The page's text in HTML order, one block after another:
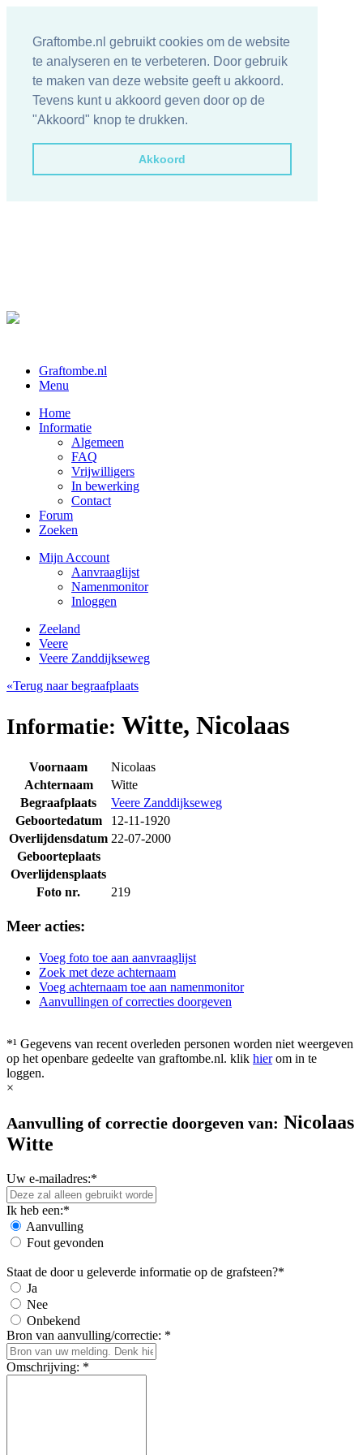
Graftombe.nl gebruikt cookies om de website
te analyseren en te verbeteren. Door gebruik
te maken van deze website geeft u akkoord.
Tevens kunt u akkoord geven door op de
"Akkoord" knop te drukken.
Akkoord
Graftombe.nl
Menu
Home
Informatie
Algemeen
FAQ
Vrijwilligers
In bewerking
Contact
Forum
Zoeken
Mijn Account
Aanvraaglijst
Namenmonitor
Inloggen
Zeeland
Veere
Veere Zanddijkseweg
«Terug naar begraafplaats
Informatie: Witte, Nicolaas
Voornaam
Nicolaas
Achternaam
Witte
Begraafplaats
Veere Zanddijkseweg
Geboortedatum
12-11-1920
Overlijdensdatum 22-07-2000
Geboorteplaats
Overlijdensplaats
Foto nr.
219
Meer acties:
Voeg foto toe aan aanvraaglijst
Zoek met deze achternaam
Voeg achternaam toe aan namenmonitor
Aanvullingen of correcties doorgeven
*¹ Gegevens van recent overleden personen worden niet weergeven
op het openbare gedeelte van graftombe.nl. klik hierom in te
loggen.
×
Aanvulling of correctie doorgeven van: Nicolaas
Witte
Uw e-mailadres:*
Ik heb een:*
Aanvulling
Fout gevonden
Staat de door u geleverde informatie op de grafsteen?*
Ja
Nee
Onbekend
Bron van aanvulling/correctie: *
Omschrijving: *